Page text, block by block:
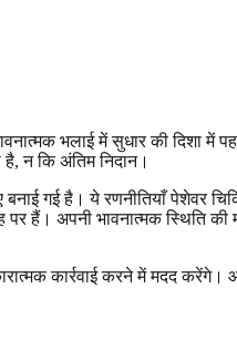
भलाई में सुधार की दिशा में
न कि अंतिम निदान।
बनाई गई है। ये रणनीतियाँ
हैं। अपनी भावनात्मक स्थिति
कार्रवाई करने में मदद